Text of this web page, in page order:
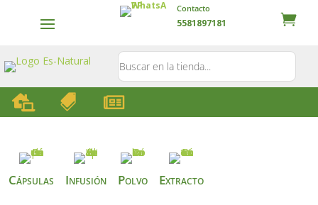
Contacto
5581897181
  
Cápsulas Infusión Polvo Extracto